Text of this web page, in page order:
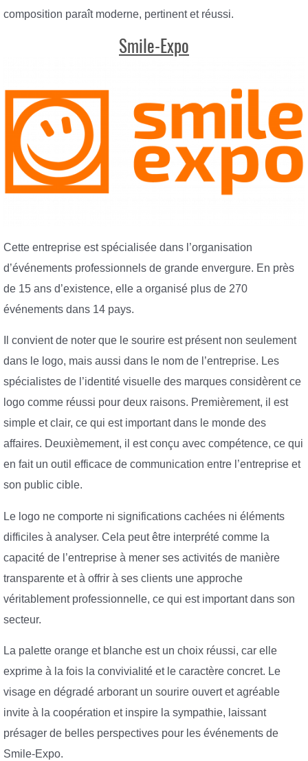
composition paraît moderne, pertinent et réussi.
Smile-Expo
Cette entreprise est spécialisée dans l’organisation
d’événements professionnels de grande envergure. En près
de 15 ans d’existence, elle a organisé plus de 270
événements dans 14 pays.
Il convient de noter que le sourire est présent non seulement
dans le logo, mais aussi dans le nom de l’entreprise. Les
spécialistes de l’identité visuelle des marques considèrent ce
logo comme réussi pour deux raisons. Premièrement, il est
simple et clair, ce qui est important dans le monde des
affaires. Deuxièmement, il est conçu avec compétence, ce qui
en fait un outil efficace de communication entre l’entreprise et
son public cible.
Le logo ne comporte ni significations cachées ni éléments
difficiles à analyser. Cela peut être interprété comme la
capacité de l’entreprise à mener ses activités de manière
transparente et à offrir à ses clients une approche
véritablement professionnelle, ce qui est important dans son
secteur.
La palette orange et blanche est un choix réussi, car elle
exprime à la fois la convivialité et le caractère concret. Le
visage en dégradé arborant un sourire ouvert et agréable
invite à la coopération et inspire la sympathie, laissant
présager de belles perspectives pour les événements de
Smile-Expo.